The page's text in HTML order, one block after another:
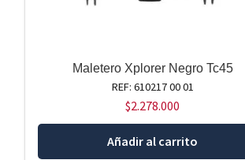
Maletero Xplorer Negro Tc45
REF: 610217 00 01
$2.278.000
Añadir al carrito